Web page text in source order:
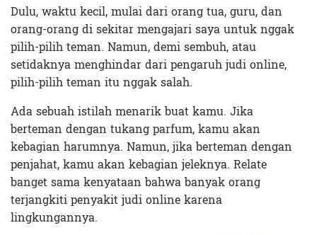
Dulu, waktu kecil, mulai dari orang tua, guru, dan
orang-orang di sekitar mengajari saya untuk nggak
pilih-pilih teman. Namun, demi sembuh, atau
setidaknya menghindar dari pengaruh judi online,
pilih-pilih teman itu nggak salah.
Ada sebuah istilah menarik buat kamu. Jika
berteman dengan tukang parfum, kamu akan
kebagian harumnya. Namun, jika berteman dengan
penjahat, kamu akan kebagian jeleknya. Relate
banget sama kenyataan bahwa banyak orang
terjangkiti penyakit judi online karena
lingkungannya.